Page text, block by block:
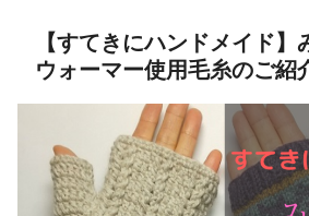
【すてきにハンドメイド】
ウォーマー使用毛糸のご紹